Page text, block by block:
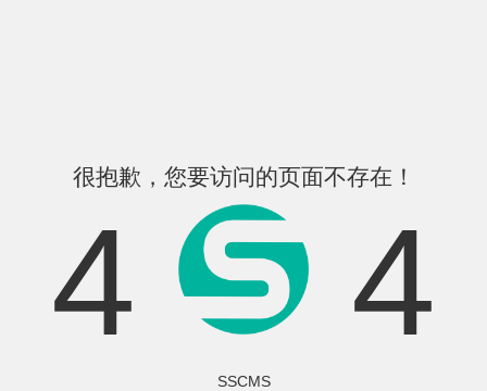
很抱歉，您要访问的页面不存在！
4 4
SSCMS